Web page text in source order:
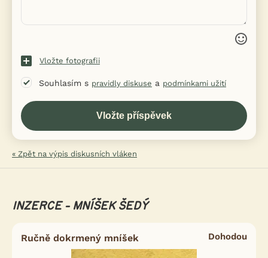
Vložte fotografii
Souhlasím s pravidly diskuse a podmínkami užití
« Zpět na výpis diskusních vláken
INZERCE - MNÍŠEK ŠEDÝ
Ručně dokrmený mníšek Dohodou